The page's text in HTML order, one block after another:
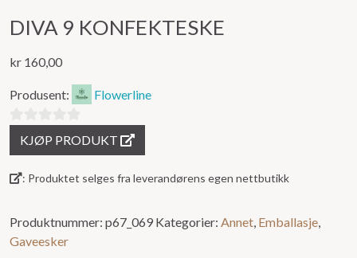
DIVA 9 KONFEKTESKE
kr 160,00
Produsent: Flowerline
ut
av
KJØP PRODUKT
: Produktet selges fra leverandørens egen nettbutikk
Produktnummer: p67_069 Kategorier: Annet Emballasje
Gaveesker